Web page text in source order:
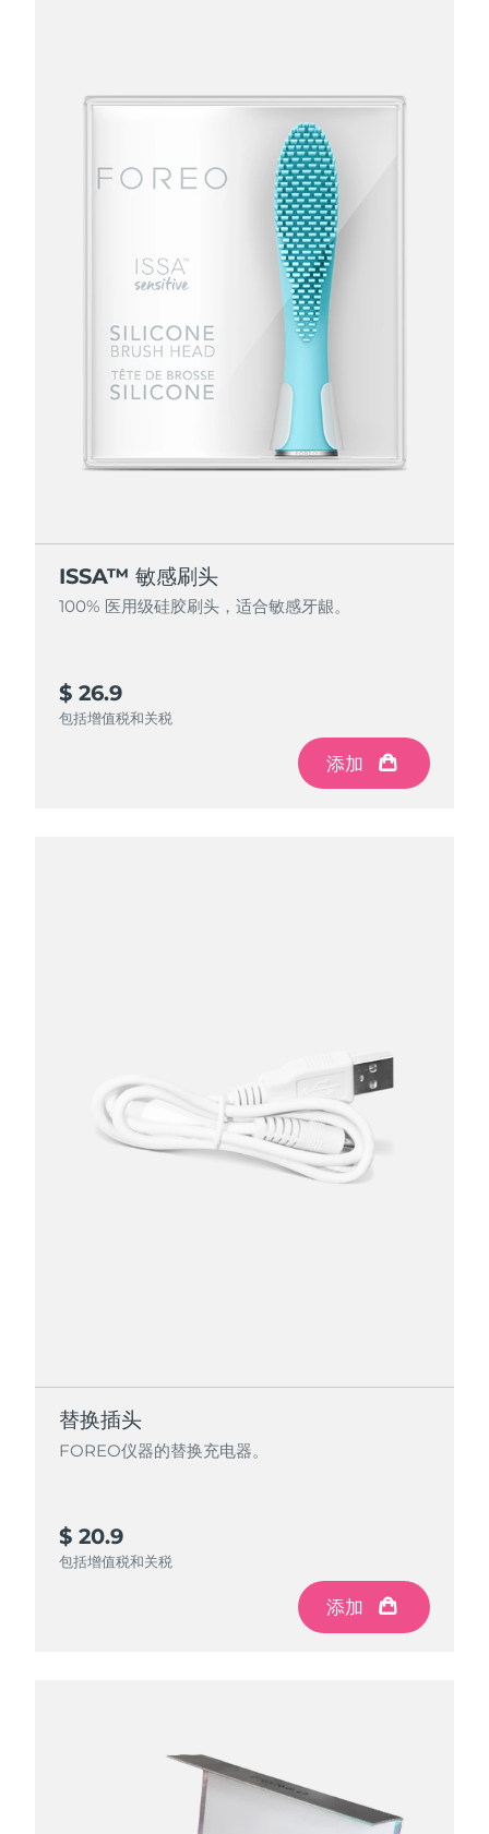
ISSA™ 敏感刷头
100% 医用级硅胶刷头，适合敏感牙龈。
$ 26.9
包括增值税和关税
添加
替换插头
FOREO仪器的替换充电器。
$ 20.9
包括增值税和关税
添加